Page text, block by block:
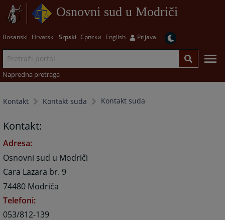
Osnovni sud u Modriči
Bosanski Hrvatski Srpski Српски English Prijava
Napredna pretraga
Kontakt Kontakt suda Kontakt suda
Kontakt:
Adresa:
Osnovni sud u Modriči
Cara Lazara br. 9
74480 Modriča
Telefoni:
053/812-139